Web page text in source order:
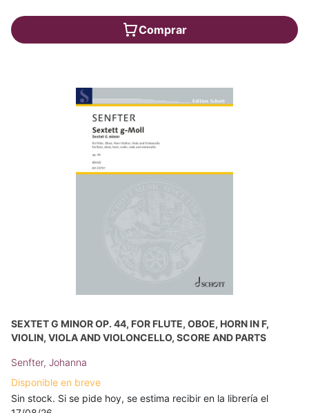
Comprar
SEXTET G MINOR OP. 44, FOR FLUTE, OBOE, HORN IN F,
VIOLIN, VIOLA AND VIOLONCELLO, SCORE AND PARTS
Senfter, Johanna
Disponible en breve
Sin stock. Si se pide hoy, se estima recibir en la librería el